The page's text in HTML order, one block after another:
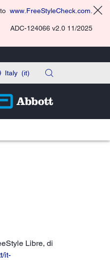
www.FreeStyleCheck.com
ADC-124066 v2.0 11/2025
Italy (it)
Libre, di
it-